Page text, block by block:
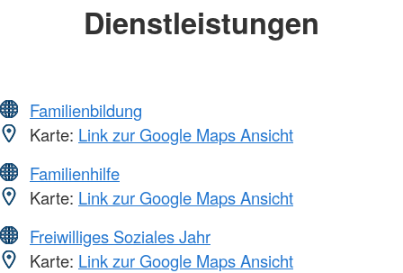
Dienstleistungen
Familienbildung
Karte: Link zur Google Maps Ansicht
Familienhilfe
Karte: Link zur Google Maps Ansicht
Freiwilliges Soziales Jahr
Karte: Link zur Google Maps Ansicht